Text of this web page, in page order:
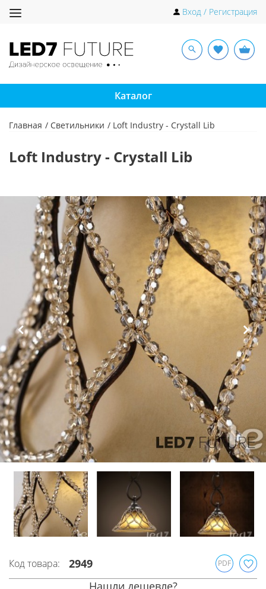
Toggle
Вход / Регистрация
Каталог
Главная Светильники Loft Industry - Crystall Lib
Loft Industry - Crystall Lib
Previous Next
Код товара: 2949 PDF
Нашли дешевле?